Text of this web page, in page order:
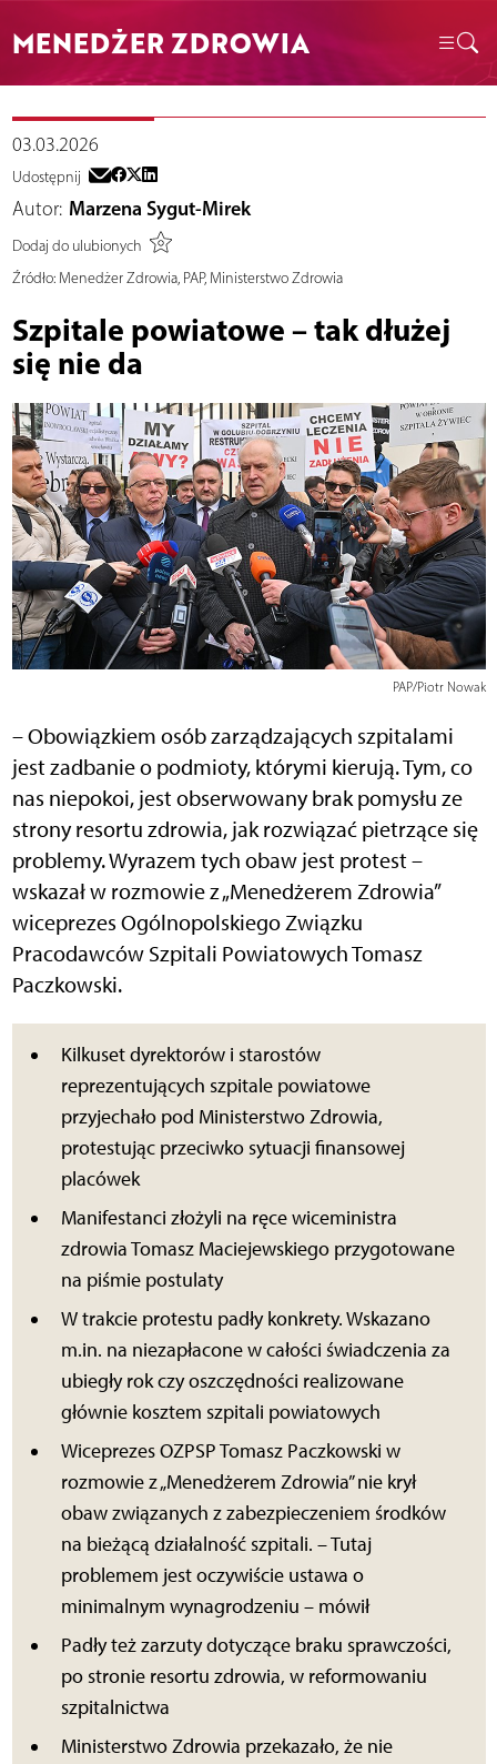
MENEDŻER ZDROWIA
03.03.2026
Udostępnij
Autor: Marzena Sygut-Mirek
Dodaj do ulubionych
Źródło:Menedżer Zdrowia, PAP, Ministerstwo Zdrowia
Szpitale powiatowe – tak dłużej
się nie da
PAP/Piotr Nowak
– Obowiązkiem osób zarządzających szpitalami
jest zadbanie o podmioty, którymi kierują. Tym, co
nas niepokoi, jest obserwowany brak pomysłu ze
strony resortu zdrowia, jak rozwiązać pietrzące się
problemy. Wyrazem tych obaw jest protest –
wskazał w rozmowie z „Menedżerem Zdrowia”
wiceprezes Ogólnopolskiego Związku
Pracodawców Szpitali Powiatowych Tomasz
Paczkowski.
Kilkuset dyrektorów i starostów
reprezentujących szpitale powiatowe
przyjechało pod Ministerstwo Zdrowia,
protestując przeciwko sytuacji finansowej
placówek
Manifestanci złożyli na ręce wiceministra
zdrowia Tomasz Maciejewskiego przygotowane
na piśmie postulaty
W trakcie protestu padły konkrety. Wskazano
m.in. na niezapłacone w całości świadczenia za
ubiegły rok czy oszczędności realizowane
głównie kosztem szpitali powiatowych
Wiceprezes OZPSP Tomasz Paczkowski w
rozmowie z „Menedżerem Zdrowia” nie krył
obaw związanych z zabezpieczeniem środków
na bieżącą działalność szpitali. – Tutaj
problemem jest oczywiście ustawa o
minimalnym wynagrodzeniu – mówił
Padły też zarzuty dotyczące braku sprawczości,
po stronie resortu zdrowia, w reformowaniu
szpitalnictwa
Ministerstwo Zdrowia przekazało, że nie